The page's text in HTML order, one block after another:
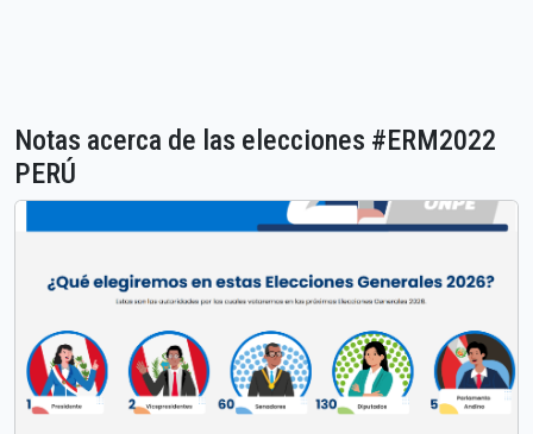
Notas acerca de las elecciones #ERM2022
PERÚ